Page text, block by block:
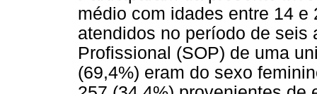
médio com idades entre 14 e
atendidos no período de seis
Profissional (SOP) de uma
(69,4%) eram do sexo